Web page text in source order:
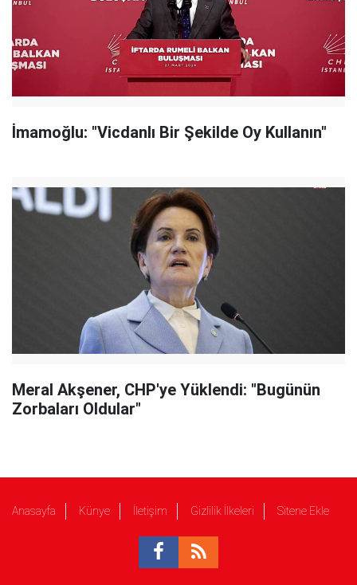
İmamoğlu: "Vicdanlı Bir Şekilde Oy Kullanın"
Meral Akşener, CHP'ye Yüklendi: "Bugünün
Zorbaları Oldular"
Anasayfa Künye İletişim Gizlilik İlkeleri Sitene Ekle